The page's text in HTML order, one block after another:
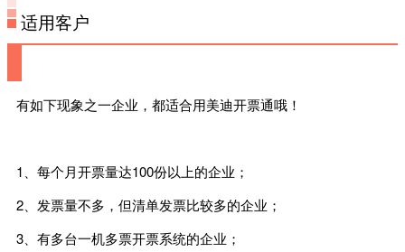
适用客户
有如下现象之一企业，都适合用美迪开票通哦！
1、每个月开票量达100份以上的企业；
2、发票量不多，但清单发票比较多的企业；
3、有多台一机多票开票系统的企业；